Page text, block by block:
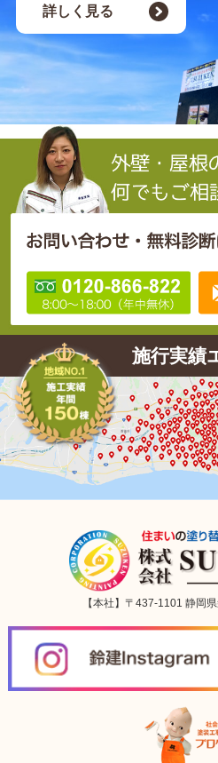
詳しく見る
施行実績
【本社】〒437-1101 静岡